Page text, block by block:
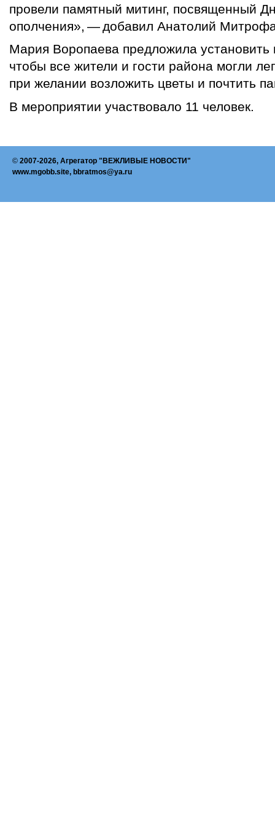
провели памятный митинг, посвященный
ополчения», — добавил Анатолий
Мария Воропаева предложила установить
чтобы все жители и гости района могли
при желании возложить цветы и почтить
В мероприятии участвовало 11 человек.
© 2007-2026, Агрегатор "ВЕЖЛИВЫЕ НОВОСТИ"
www.mgobb.site, bbratmos@ya.ru